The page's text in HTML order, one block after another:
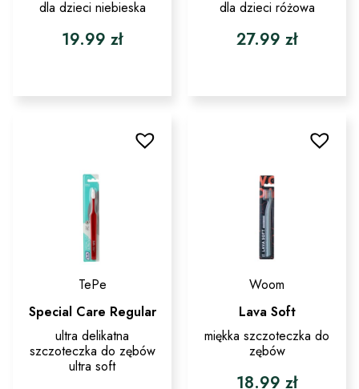
dla dzieci niebieska
19.99 zł
dla dzieci różowa
27.99 zł
TePe
Special Care Regular
ultra delikatna
szczoteczka do zębów
ultra soft
Woom
Lava Soft
miękka szczoteczka do
zębów
18.99 zł